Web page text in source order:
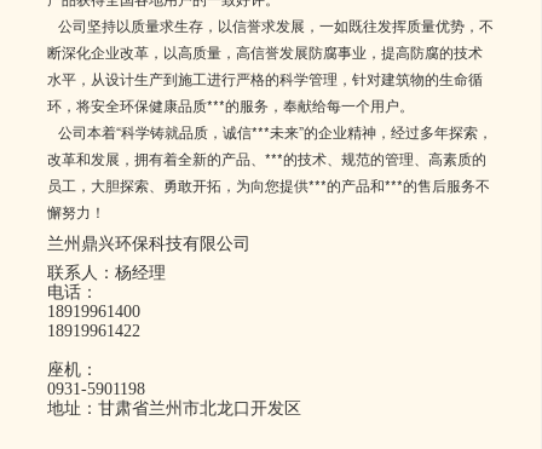
公司坚持以质量求生存，以信誉求发展，一如既往发挥质量优势，不
断深化企业改革，以高质量，高信誉发展防腐事业，提高防腐的技术
水平，从设计生产到施工进行严格的科学管理，针对建筑物的生命循
环，将安全环保健康品质***的服务，奉献给每一个用户。
公司本着“科学铸就品质，诚信***未来”的企业精神，经过多年探索，
改革和发展，拥有着全新的产品、***的技术、规范的管理、高素质的
员工，大胆探索、勇敢开拓，为向您提供***的产品和***的售后服务不
懈努力！
兰州鼎兴环保科技有限公司
联系人：杨经理
电话：
18919961400
18919961422
座机：
0931-5901198
地址：甘肃省兰州市北龙口开发区